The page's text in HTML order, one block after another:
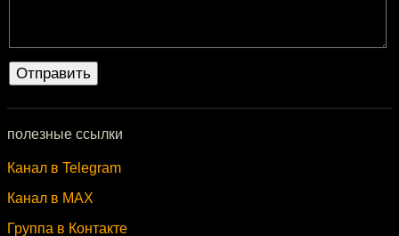
полезные ссылки
Канал в Telegram
Канал в MAX
Группа в Контакте